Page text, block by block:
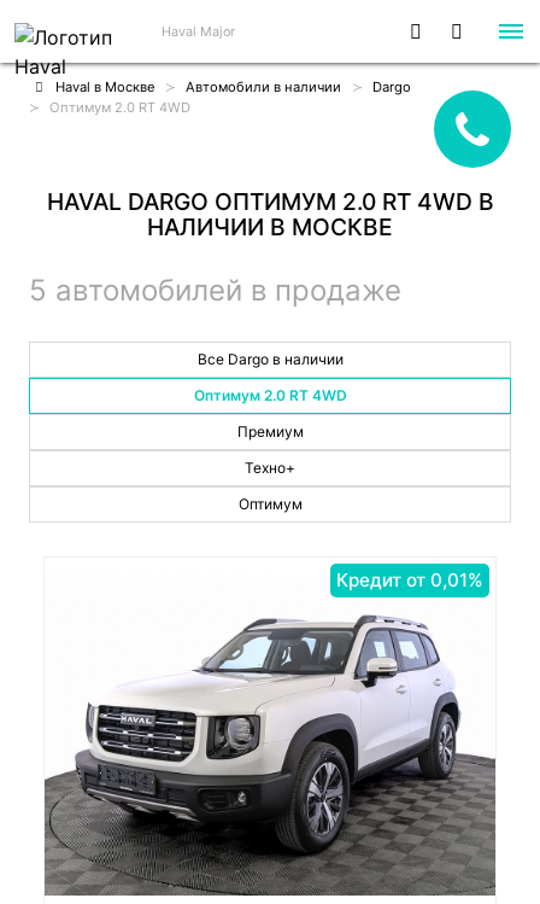
Haval Major
Haval в Москве Автомобили в наличии
Dargo
Оптимум 2.0 RT 4WD
HAVAL DARGO ОПТИМУМ 2.0 RT 4WD В
НАЛИЧИИ В МОСКВЕ
5 автомобилей в продаже
Все Dargo в наличии
Оптимум 2.0 RT 4WD
Премиум
Техно+
Оптимум
Кредит от 0,01%